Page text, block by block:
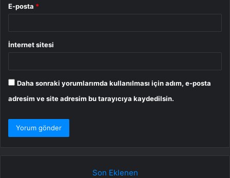
E-posta *
İnternet sitesi
Daha sonraki yorumlarımda kullanılması için adım, e-posta
adresim ve site adresim bu tarayıcıya kaydedilsin.
Son Eklenen